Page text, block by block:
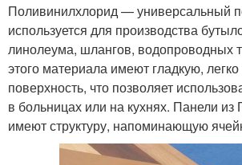
Поливинилхлорид — универсальный
используется для производства
линолеума, шлангов, водопроводных
этого материала имеют гладкую,
поверхность, что позволяет
в больницах или на кухнях. Панели из
имеют структуру, напоминающую